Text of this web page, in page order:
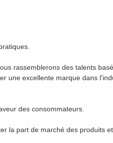
rassemblerons des talents
une excellente marque dans
des consommateurs.
la part de marché des produits